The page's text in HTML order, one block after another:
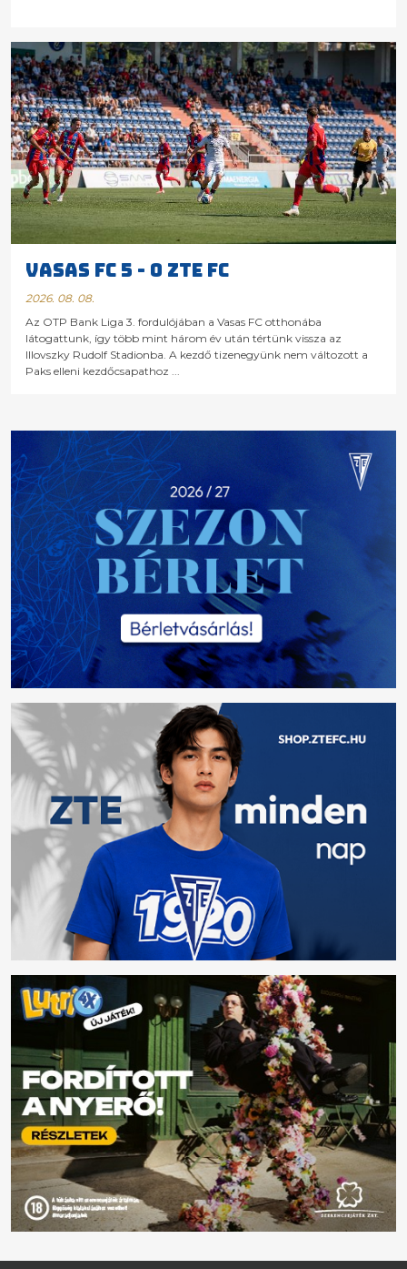
VASAS FC 5 - 0 ZTE FC
2026. 08. 08.
Az OTP Bank Liga 3. fordulójában a Vasas FC otthonába
látogattunk, így több mint három év után tértünk vissza az
Illovszky Rudolf Stadionba. A kezdő tizenegyünk nem változott a
Paks elleni kezdőcsapathoz ...